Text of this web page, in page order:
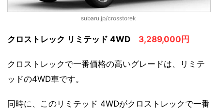
subaru.jp/crosstorek
クロストレック リミテッド 4WD 3,289,000円
クロストレックで一番価格の高いグレードは、リミテ
ッドの4WD車です。
同時に、このリミテッド 4WDがクロストレックで一番